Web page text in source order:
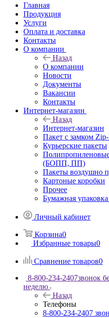
Главная
Продукция
Услуги
Оплата и доставка
Контакты
О компании
Назад
О компании
Новости
Документы
Вакансии
Контакты
Интернет-магазин
Назад
Интернет-магазин
Пакет с замком
Курьерские пакеты
(БОПП, ПП)
Пакеты воздушно
Картоные коробки
Прочее
Бумажная
Личный кабинет
Корзина0
Избранные товары0
Сравнение товаров0
8-800-234-2407звонок
неделю
Назад
Телефоны
8-800-234-2407